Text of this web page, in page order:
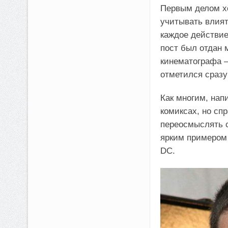
Первым делом
учитывать
каждое
пост был отдан
кинематографа
отметился
Как многим,
комиксах, но
переосмыслять
ярким
DC.